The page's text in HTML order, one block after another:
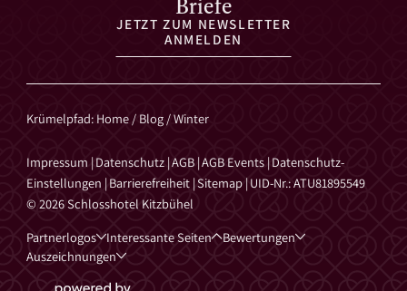
JETZT ZUM NEWSLETTER
ANMELDEN
Krümelpfad: Home/ Blog/Winter
Impressum |Datenschutz |AGB |AGB Events |Datenschutz-
Einstellungen |Barrierefreiheit |Sitemap |UID-Nr.: ATU81895549
© 2026 Schlosshotel Kitzbühel
Partnerlogos
Interessante Seiten
Bewertungen
Auszeichnungen